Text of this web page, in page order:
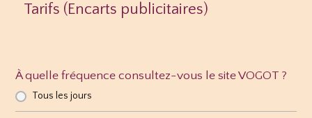
Tarifs (Encarts publicitaires)
À quelle fréquence consultez-vous le site VOGOT ?
Tous les jours